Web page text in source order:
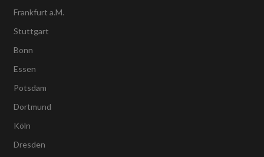
Frankfurt a.M.
Stuttgart
Bonn
Essen
Potsdam
Dortmund
Köln
Dresden